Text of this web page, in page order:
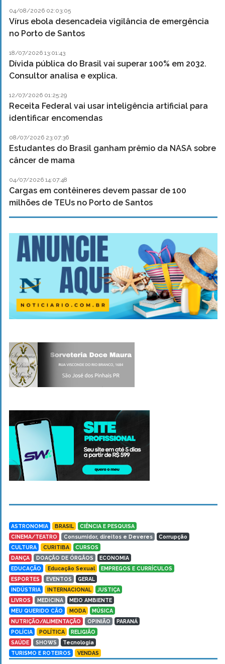
04/08/2026 02:03:05
Vírus ebola desencadeia vigilância de emergência
no Porto de Santos
18/07/2026 13:01:43
Dívida pública do Brasil vai superar 100% em 2032.
Consultor analisa e explica.
12/07/2026 01:25:29
Receita Federal vai usar inteligência artificial para
identificar encomendas
08/07/2026 23:07:36
Estudantes do Brasil ganham prêmio da NASA sobre
câncer de mama
04/07/2026 14:07:48
Cargas em contêineres devem passar de 100
milhões de TEUs no Porto de Santos
ASTRONOMIA BRASIL
CIÊNCIA E PESQUISA
CINEMA/TEATRO
Consumidor, direitos e Deveres
Corrupção
CULTURA
CURITIBA
CURSOS
DANÇA
DOAÇÃO DE ÓRGÃOS
ECONOMIA
EDUCAÇÃO
Educação Sexual
EMPREGOS E CURRÍCULOS
ESPORTES
EVENTOS
GERAL
INDÚSTRIA
INTERNACIONAL
JUSTIÇA
LIVROS
MEDICINA
MEIO AMBIENTE
MEU QUERIDO CÃO
MODA
MÚSICA
NUTRIÇÃO/ALIMENTAÇÃO
OPINIÃO
PARANÁ
POLÍCIA
POLÍTICA
RELIGIÃO
SAÚDE
SHOWS
Tecnologia
TURISMO E ROTEIROS
VENDAS